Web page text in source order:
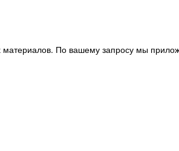
По вашему запросу мы